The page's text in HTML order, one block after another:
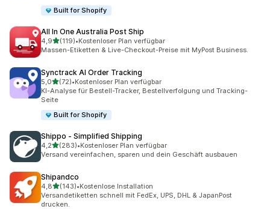
Built for Shopify
All In One Australia Post Ship
4,9von 5 Sternen
(119)
119 Rezensionen insgesamt
•Kostenloser Plan verfügbar
Massen-Etiketten & Live-Checkout-Preise mit MyPost Business.
Synctrack AI Order Tracking
5,0von 5 Sternen
(72)
72 Rezensionen insgesamt
•Kostenloser Plan verfügbar
KI-Analyse für Bestell-Tracker, Bestellverfolgung und Tracking-
Seite
Built for Shopify
Shippo ‑ Simplified Shipping
4,2von 5 Sternen
(283)
283 Rezensionen insgesamt
•Kostenloser Plan verfügbar
Versand vereinfachen, sparen und dein Geschäft ausbauen
Shipandco
4,8von 5 Sternen
(143)
143 Rezensionen insgesamt
•Kostenlose Installation
Versandetiketten schnell mit FedEx, UPS, DHL & JapanPost
drucken.